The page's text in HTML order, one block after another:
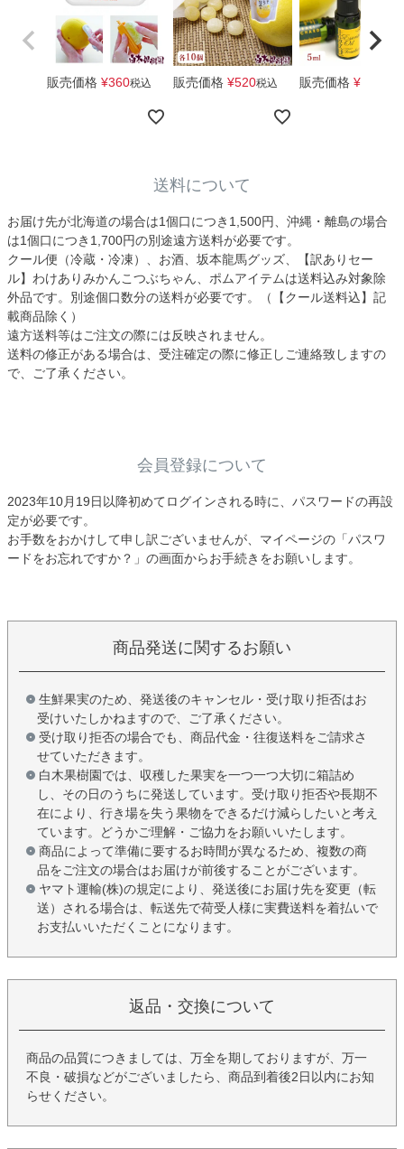
販売価格 ¥360税込 販売価格 ¥520税込 販売価格 ¥
送料について
お届け先が北海道の場合は1個口につき1,500円、沖縄・離島の場合
は1個口につき1,700円の別途遠方送料が必要です。
クール便（冷蔵・冷凍）、お酒、坂本龍馬グッズ、【訳ありセー
ル】わけありみかんこつぶちゃん、ポムアイテムは送料込み対象除
外品です。別途個口数分の送料が必要です。（【クール送料込】記
載商品除く）
遠方送料等はご注文の際には反映されません。
送料の修正がある場合は、受注確定の際に修正しご連絡致しますの
で、ご了承ください。
会員登録について
2023年10月19日以降初めてログインされる時に、パスワードの再設
定が必要です。
お手数をおかけして申し訳ございませんが、マイページの「パスワ
ードをお忘れですか？」の画面からお手続きをお願いします。
商品発送に関するお願い
生鮮果実のため、発送後のキャンセル・受け取り拒否はお
受けいたしかねますので、ご了承ください。
受け取り拒否の場合でも、商品代金・往復送料をご請求さ
せていただきます。
白木果樹園では、収穫した果実を一つ一つ大切に箱詰め
し、その日のうちに発送しています。受け取り拒否や長期不
在により、行き場を失う果物をできるだけ減らしたいと考え
ています。どうかご理解・ご協力をお願いいたします。
商品によって準備に要するお時間が異なるため、複数の商
品をご注文の場合はお届けが前後することがございます。
ヤマト運輸(株)の規定により、発送後にお届け先を変更（転
送）される場合は、転送先で荷受人様に実費送料を着払いで
お支払いいただくことになります。
返品・交換について
商品の品質につきましては、万全を期しておりますが、万一
不良・破損などがございましたら、商品到着後2日以内にお知
らせください。